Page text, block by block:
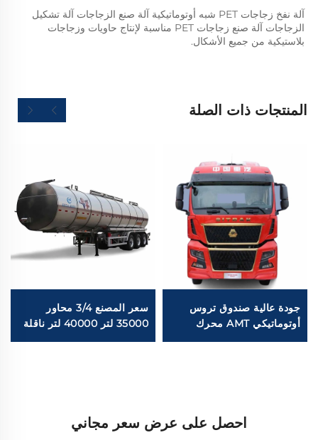
بلاستيكية من جميع الأشكال.
المنتجات ذات الصلة
جودة عالية صندوق تروس
أوتوماتيكي AMT محرك
MAN 580 حصان 610 حصان
سعر المصنع 3/4 محاور
35000 لتر 40000 لتر ناقلة
نقل الوقود من الصلب
احصل على عرض سعر مجاني